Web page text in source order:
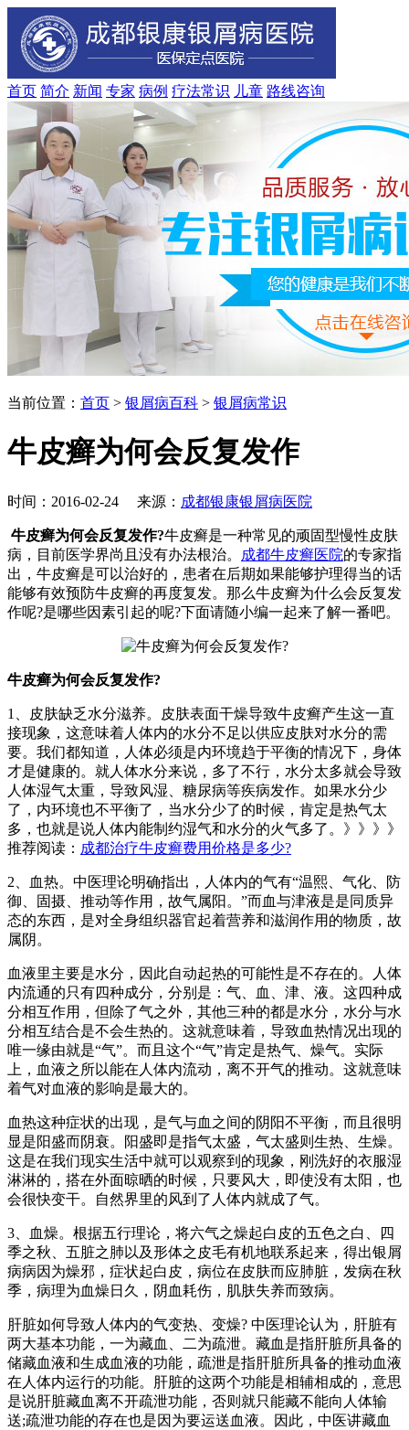
首页 简介 新闻 专家 病例 疗法常识 儿童 路线咨询
当前位置： 首页 > 银屑病百科 > 银屑病常识
牛皮癣为何会反复发作
时间：2016-02-24 来源： 成都银康银屑病医院
牛皮癣为何会反复发作?牛皮癣是一种常见的顽固型慢性皮肤
病，目前医学界尚且没有办法根治。
成都牛皮癣医院的专家指
出，牛皮癣是可以治好的，患者在后期如果能够护理得当的话
能够有效预防牛皮癣的再度复发。那么牛皮癣为什么会反复发
作呢?是哪些因素引起的呢?下面请随小编一起来了解一番吧。
牛皮癣为何会反复发作?
1、皮肤缺乏水分滋养。皮肤表面干燥导致牛皮癣产生这一直
接现象，这意味着人体内的水分不足以供应皮肤对水分的需
要。我们都知道，人体必须是内环境趋于平衡的情况下，身体
才是健康的。就人体水分来说，多了不行，水分太多就会导致
人体湿气太重，导致风湿、糖尿病等疾病发作。如果水分少
了，内环境也不平衡了，当水分少了的时候，肯定是热气太
多，也就是说人体内能制约湿气和水分的火气多了。》》》》
推荐阅读： 成都治疗牛皮癣费用价格是多少?
2、血热。中医理论明确指出，人体内的气有“温熙、气化、防
御、固摄、推动等作用，故气属阳。”而血与津液是是同质异
态的东西，是对全身组织器官起着营养和滋润作用的物质，故
属阴。
血液里主要是水分，因此自动起热的可能性是不存在的。人体
内流通的只有四种成分，分别是：气、血、津、液。这四种成
分相互作用，但除了气之外，其他三种的都是水分，水分与水
分相互结合是不会生热的。这就意味着，导致血热情况出现的
唯一缘由就是“气”。而且这个“气”肯定是热气、燥气。实际
上，血液之所以能在人体内流动，离不开气的推动。这就意味
着气对血液的影响是最大的。
血热这种症状的出现，是气与血之间的阴阳不平衡，而且很明
显是阳盛而阴衰。阳盛即是指气太盛，气太盛则生热、生燥。
这是在我们现实生活中就可以观察到的现象，刚洗好的衣服湿
淋淋的，搭在外面晾晒的时候，只要风大，即使没有太阳，也
会很快变干。自然界里的风到了人体内就成了气。
3、血燥。根据五行理论，将六气之燥起白皮的五色之白、四
季之秋、五脏之肺以及形体之皮毛有机地联系起来，得出银屑
病病因为燥邪，症状起白皮，病位在皮肤而应肺脏，发病在秋
季，病理为血燥日久，阴血耗伤，肌肤失养而致病。
肝脏如何导致人体内的气变热、变燥? 中医理论认为，肝脏有
两大基本功能，一为藏血、二为疏泄。藏血是指肝脏所具备的
储藏血液和生成血液的功能，疏泄是指肝脏所具备的推动血液
在人体内运行的功能。肝脏的这两个功能是相辅相成的，意思
是说肝脏藏血离不开疏泄功能，否则就只能藏不能向人体输
送;疏泄功能的存在也是因为要运送血液。因此，中医讲藏血